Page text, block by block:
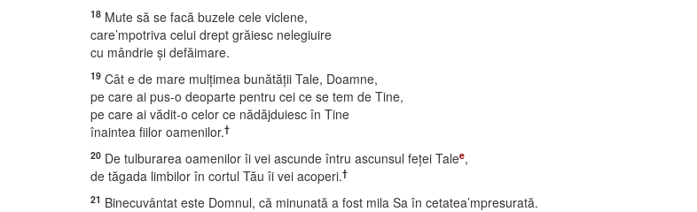
18 Mute să se facă buzele cele viclene,
care’mpotriva celui drept grăiesc nelegiuire
cu mândrie şi defăimare.
19 Cât e de mare mulţimea bunătăţii Tale, Doamne,
pe care ai pus-o deoparte pentru cei ce se tem de Tine,
pe care ai vădit-o celor ce nădăjduiesc în Tine
înaintea fiilor oamenilor.†
20 De tulburarea oamenilor îi vei ascunde întru ascunsul feţei Talee,
de tăgada limbilor în cortul Tău îi vei acoperi.†
21 Binecuvântat este Domnul, că minunată a fost mila Sa în cetatea’mpresurată.